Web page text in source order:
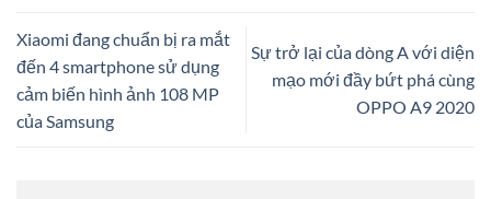
Xiaomi đang chuẩn bị ra mắt
đến 4 smartphone sử dụng
cảm biến hình ảnh 108 MP
của Samsung
Sự trở lại của dòng A với diện
mạo mới đầy bứt phá cùng
OPPO A9 2020